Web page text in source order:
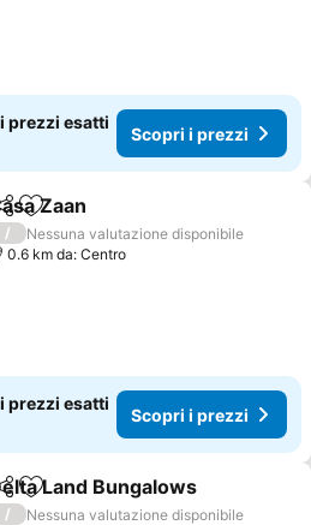
prezzi esatti
Scopri i prezzi
Aggiungi ai preferiti
Zaan
/
Nessuna valutazione disponibile
0.6 km da: Centro
prezzi esatti
Scopri i prezzi
Aggiungi ai preferiti
Land Bungalows
/
Nessuna valutazione disponibile